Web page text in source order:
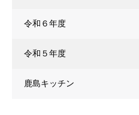
令和６年度
令和５年度
鹿島キッチン